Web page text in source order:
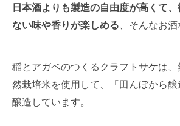
日本酒よりも製造の自由度が高くて
ない味や香りが楽しめる 、そんなお酒
稲とアガベのつくるクラフトサケは
然栽培米を使用して、「田んぼから
醸造しています。